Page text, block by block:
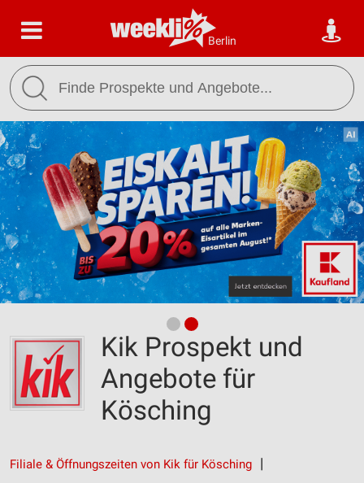
Berlin
Kik Prospekt und
Angebote für
Kösching
Filiale & Öffnungszeiten von Kik für Kösching